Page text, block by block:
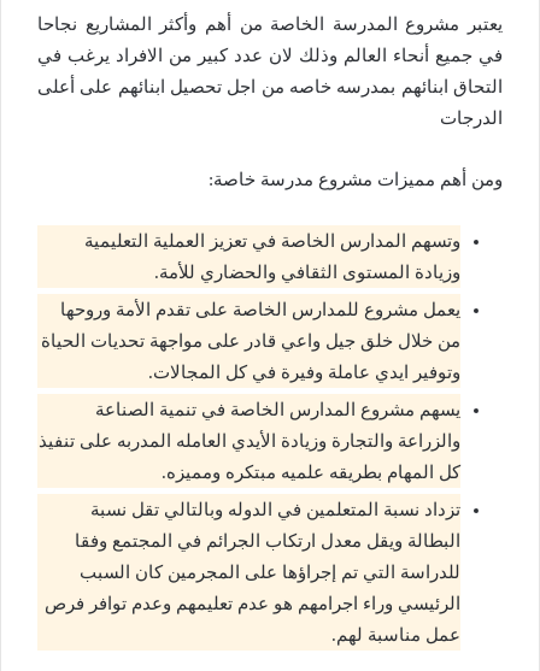
يعتبر مشروع المدرسة الخاصة من أهم وأكثر المشاريع نجاحا
في جميع أنحاء العالم وذلك لان عدد كبير من الافراد يرغب في
التحاق ابنائهم بمدرسه خاصه من اجل تحصيل ابنائهم على أعلى
الدرجات
ومن أهم مميزات مشروع مدرسة خاصة:
وتسهم المدارس الخاصة في تعزيز العملية التعليمية
وزيادة المستوى الثقافي والحضاري للأمة.
يعمل مشروع للمدارس الخاصة على تقدم الأمة وروحها
من خلال خلق جيل واعي قادر على مواجهة تحديات الحياة
وتوفير ايدي عاملة وفيرة في كل المجالات.
يسهم مشروع المدارس الخاصة في تنمية الصناعة
والزراعة والتجارة وزيادة الأيدي العامله المدربه على تنفيذ
كل المهام بطريقه علميه مبتكره ومميزه.
تزداد نسبة المتعلمين في الدوله وبالتالي تقل نسبة
البطالة ويقل معدل ارتكاب الجرائم في المجتمع وفقا
للدراسة التي تم إجراؤها على المجرمين كان السبب
الرئيسي وراء اجرامهم هو عدم تعليمهم وعدم توافر فرص
عمل مناسبة لهم.